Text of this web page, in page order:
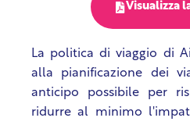
Visualizza
La politica di viaggio di
alla pianificazione dei
anticipo possibile per
ridurre al minimo